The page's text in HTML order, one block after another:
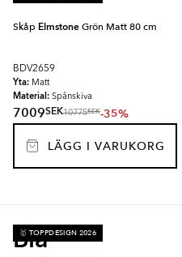
Skåp ElmstoneGrön Matt 80 cm
BDV2659
Yta: Matt
Material: Spånskiva
7009SEK10775SEK-35%
LÄGG I VARUKORG
Blå
🥇 TOPPDESIGN 2026